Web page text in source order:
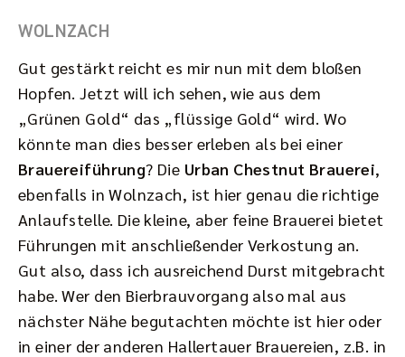
WOLNZACH
Gut gestärkt reicht es mir nun mit dem bloßen
Hopfen. Jetzt will ich sehen, wie aus dem
„Grünen Gold“ das „flüssige Gold“ wird. Wo
könnte man dies besser erleben als bei einer
Brauereiführung? Die Urban Chestnut Brauerei,
ebenfalls in Wolnzach, ist hier genau die richtige
Anlaufstelle. Die kleine, aber feine Brauerei bietet
Führungen mit anschließender Verkostung an.
Gut also, dass ich ausreichend Durst mitgebracht
habe. Wer den Bierbrauvorgang also mal aus
nächster Nähe begutachten möchte ist hier oder
in einer der anderen Hallertauer Brauereien, z.B. in